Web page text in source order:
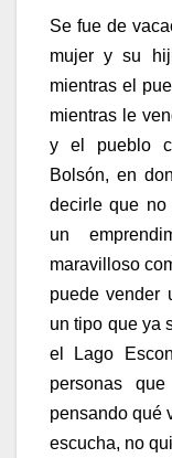
Se fue de
mujer y su
mientras el
mientras le
y el pueblo
Bolsón, en
decirle que no
un
maravilloso
puede vender
un tipo que ya
el Lago
personas
pensando qué
escucha, no